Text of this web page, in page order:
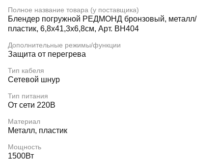
Полное название товара (у поставщика)
Блендер погружной РЕДМОНД бронзовый, металл/
пластик, 6,8х41,3х6,8см, Арт. BH404
Дополнительные режимы/функции
Защита от перегрева
Тип кабеля
Сетевой шнур
Тип питания
От сети 220В
Материал
Металл, пластик
Мощность
1500Вт